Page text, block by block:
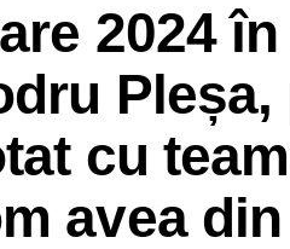
2024 în
cu
avea